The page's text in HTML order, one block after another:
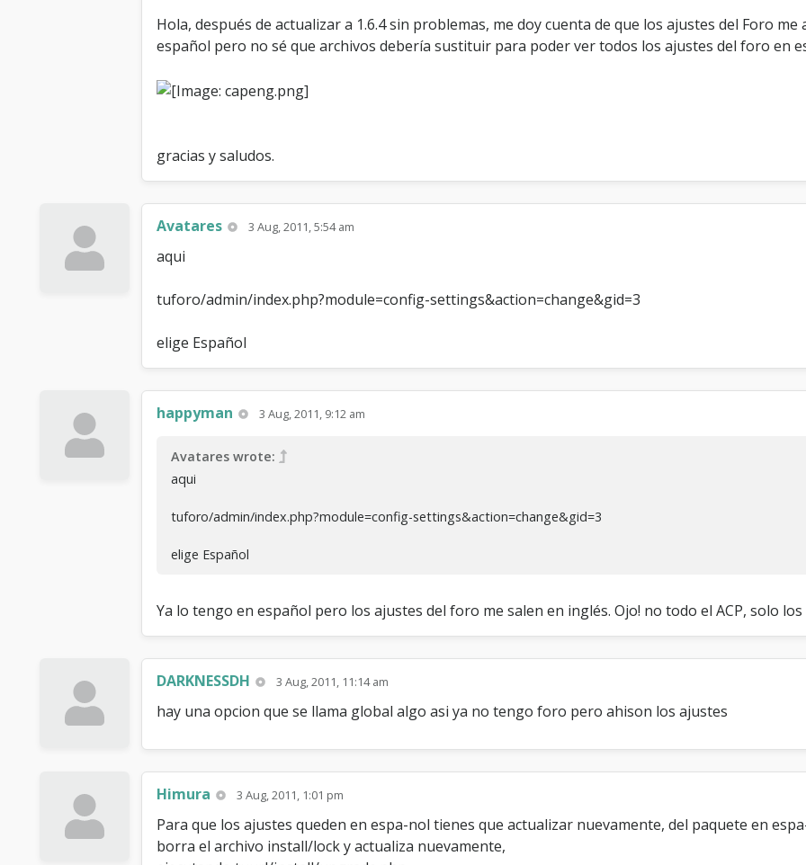
n
i
Hola, después de actualizar a 1.6.4 sin problemas, me doy cuenta de que los ajustes del Foro
español pero no sé que archivos debería sustituir para poder ver todos los ajustes del foro en
gracias y saludos.
Avatares 3 Aug, 2011, 5:54 am
aqui
tuforo/admin/index.php?module=config-settings&action=change&gid=3
elige Español
happyman 3 Aug, 2011, 9:12 am
Avatares wrote:
aqui
tuforo/admin/index.php?module=config-settings&action=change&gid=3
elige Español
Ya lo tengo en español pero los ajustes del foro me salen en inglés. Ojo! no todo el ACP, solo
DARKNESSDH 3 Aug, 2011, 11:14 am
hay una opcion que se llama global algo asi ya no tengo foro pero ahison los ajustes
Himura 3 Aug, 2011, 1:01 pm
Para que los ajustes queden en espa-nol tienes que actualizar nuevamente, del paquete en
borra el archivo install/lock y actualiza nuevamente,